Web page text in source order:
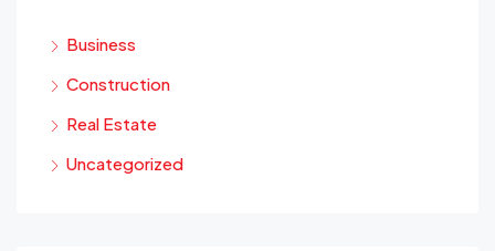
Business
Construction
Real Estate
Uncategorized